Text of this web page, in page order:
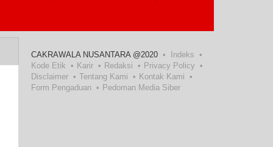
CAKRAWALA NUSANTARA @2020
Indeks
Kode Etik
Karir Redaksi
Privacy Policy
Disclaimer
Tentang Kami
Kontak Kami
Form Pengaduan
Pedoman Media Siber